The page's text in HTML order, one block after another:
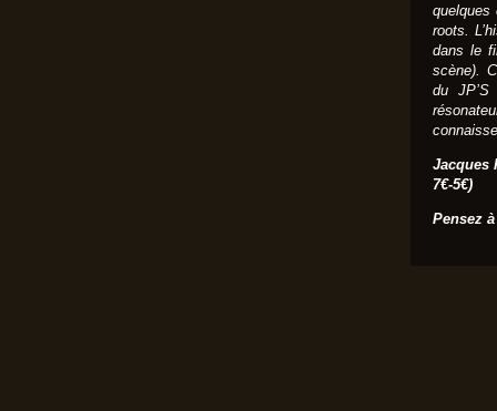
quelques
roots.
dans le
scène).
du
Jacques
7€-5€)
Pensez